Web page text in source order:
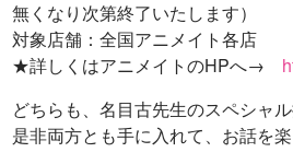
無くなり次第終了いたします）
対象店舗：全国アニメイト各店
★詳しくはアニメイトのHPへ→
どちらも、名目古先生のスペシャ
是非両方とも手に入れて、お話を